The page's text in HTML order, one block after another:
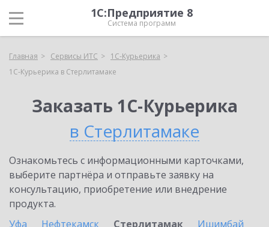
1С:Предприятие 8
Система программ
Главная Сервисы ИТС
1С-Курьерика
1С-Курьерика в Стерлитамаке
Заказать 1С-Курьерика
в Стерлитамаке
Ознакомьтесь с информационными карточками,
выберите партнёра и отправьте заявку на
консультацию, приобретение или внедрение
продукта.
Уфа
Нефтекамск Стерлитамак
Ишимбай